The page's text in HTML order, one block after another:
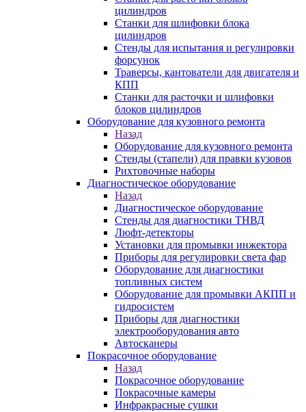
цилиндров
Станки для шлифовки блока
цилиндров
Стенды для испытания и регулировки
форсунок
Траверсы, кантователи для двигателя и
КПП
Станки для расточки и шлифовки
блоков цилиндров
Оборудование для кузовного ремонта
Назад
Оборудование для кузовного ремонта
Стенды (стапели) для правки кузовов
Рихтовочные наборы
Диагностическое оборудование
Назад
Диагностическое оборудование
Стенды для диагностики ТНВД
Люфт-детекторы
Установки для промывки инжектора
Приборы для регулировки света фар
Оборудование для диагностики
топливных систем
Оборудование для промывки АКПП и
гидросистем
Приборы для диагностики
электрооборудования авто
Автосканеры
Покрасочное оборудование
Назад
Покрасочное оборудование
Покрасочные камеры
Инфракрасные сушки